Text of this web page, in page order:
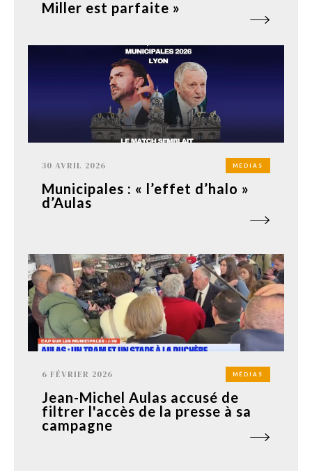
Miller est parfaite »
30 AVRIL 2026 MÉDIAS
Municipales : « l’effet d’halo »
d’Aulas
6 FÉVRIER 2026 MÉDIAS
Jean-Michel Aulas accusé de
filtrer l'accès de la presse à sa
campagne